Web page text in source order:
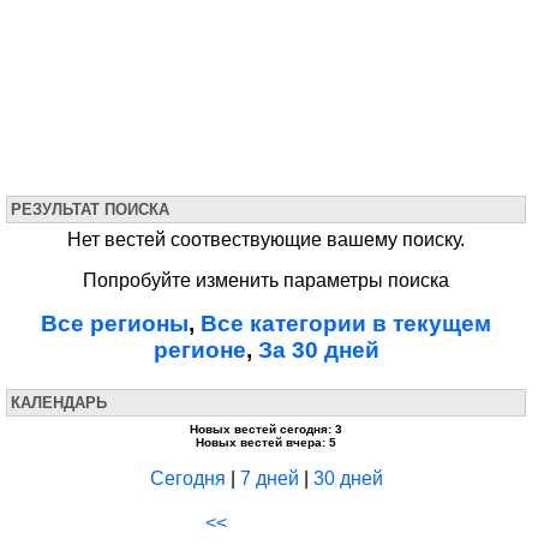
РЕЗУЛЬТАТ ПОИСКА
Нет вестей соотвествующие вашему поиску.
Попробуйте изменить параметры поиска
Все регионы, Все категории в текущем
регионе, За 30 дней
КАЛЕНДАРЬ
Новых вестей сегодня: 3
Новых вестей вчера: 5
Сегодня 7 дней 30 дней
<<